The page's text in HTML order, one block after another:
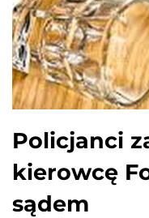
Policjanci
kierowcę
sądem